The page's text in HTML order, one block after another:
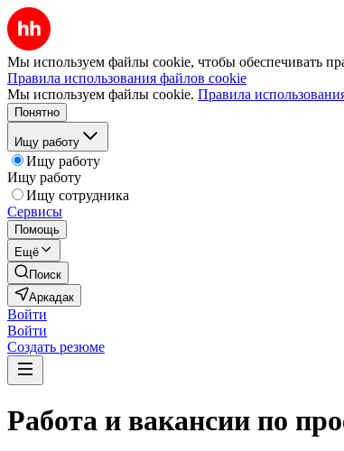
Мы используем файлы cookie, чтобы обеспечивать
Правила использования файлов cookie
Мы используем файлы cookie. Правила
Понятно
Ищу работу
Ищу работу
Ищу работу
Ищу сотрудника
Сервисы
Помощь
Ещё
Поиск
Аркадак
Войти
Войти
Создать резюме
Работа и вакансии по